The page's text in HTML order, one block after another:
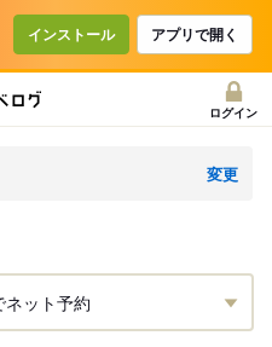
インストール アプリで開く
ログイン
変更
ネット予約